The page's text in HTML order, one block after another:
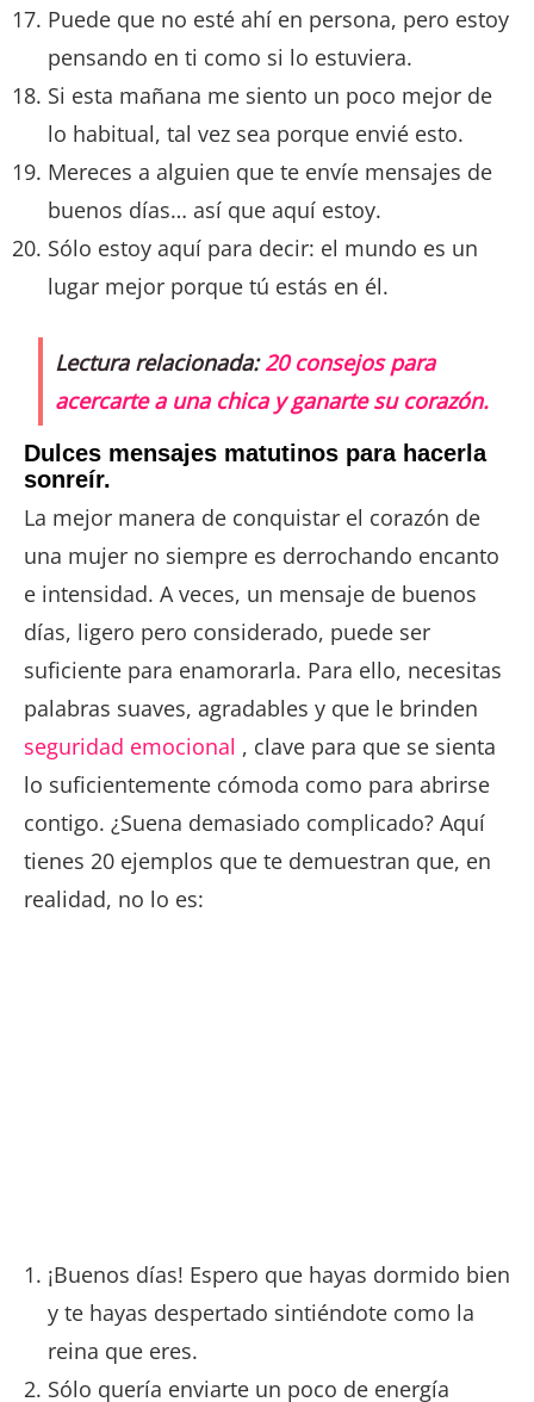
Puede que no esté ahí en persona, pero estoy
pensando en ti como si lo estuviera.
Si esta mañana me siento un poco mejor de
lo habitual, tal vez sea porque envié esto.
Mereces a alguien que te envíe mensajes de
buenos días… así que aquí estoy.
Sólo estoy aquí para decir: el mundo es un
lugar mejor porque tú estás en él.
Lectura relacionada:20 consejos para
acercarte a una chica y ganarte su corazón.
Dulces mensajes matutinos para hacerla
sonreír.
La mejor manera de conquistar el corazón de
una mujer no siempre es derrochando encanto
e intensidad. A veces, un mensaje de buenos
días, ligero pero considerado, puede ser
suficiente para enamorarla. Para ello, necesitas
palabras suaves, agradables y que le brinden
seguridad emocional , clave para que se sienta
lo suficientemente cómoda como para abrirse
contigo. ¿Suena demasiado complicado? Aquí
tienes 20 ejemplos que te demuestran que, en
realidad, no lo es:
¡Buenos días! Espero que hayas dormido bien
y te hayas despertado sintiéndote como la
reina que eres.
Sólo quería enviarte un poco de energía